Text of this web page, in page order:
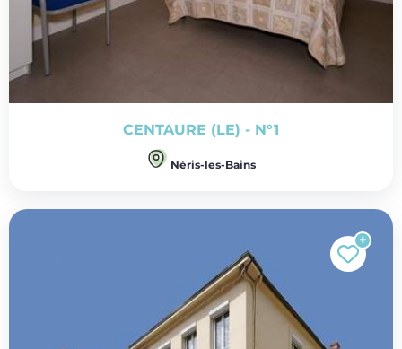
CENTAURE (LE) - N°1
Néris-les-Bains